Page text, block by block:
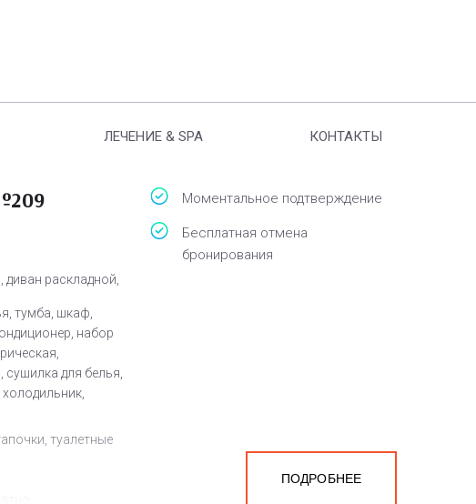
ЛЕЧЕНИЕ & SPA КОНТАКТЫ
диван раскладной,
тумба, шкаф,
набор
для белья,
туалетные
Моментальное подтверждение
Бесплатная отмена
бронирования
ПОДРОБНЕЕ